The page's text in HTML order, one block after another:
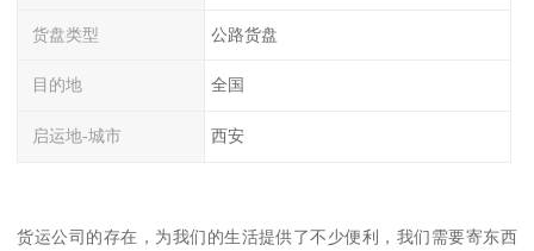
货盘类型 公路货盘
目的地 全国
启运地-城市 西安
货运公司的存在，为我们的生活提供了不少便利，我们需要寄东西